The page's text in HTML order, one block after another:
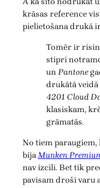
krāsas reference
pielietošana drukā
Tomēr ir
stipri
unPantone
drukātā
4201 Cloud
klasiskam,
grāmatās.
No tiem paraugiem,
bijaMunken
nav izcili. Bet tik
pavisam droši varu